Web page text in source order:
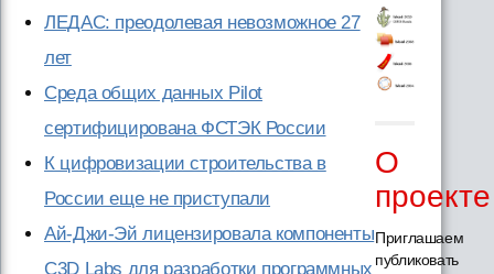
ЛЕДАС: преодолевая невозможное 27
лет
Cреда общих данных Pilot
сертифицирована ФСТЭК России
К цифровизации строительства в
России еще не приступали
Ай-Джи-Эй лицензировала компоненты
C3D Labs для разработки программных
О
проекте
Приглашаем
публиковать